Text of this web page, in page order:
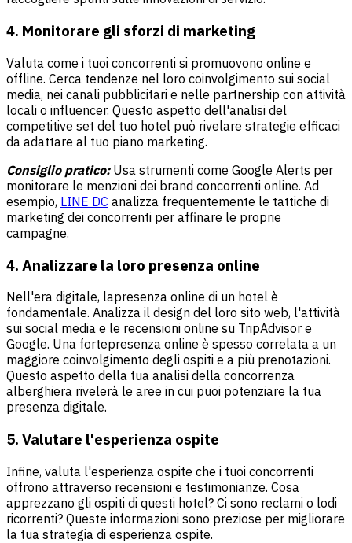
4. Monitorare gli sforzi di marketing
Valuta come i tuoi concorrenti si promuovono online e
offline. Cerca tendenze nel loro coinvolgimento sui social
media, nei canali pubblicitari e nelle partnership con attività
locali o influencer. Questo aspetto dell'analisi del
competitive set del tuo hotel può rivelare strategie efficaci
da adattare al tuo piano marketing.
Consiglio pratico:Usa strumenti come Google Alerts per
monitorare le menzioni dei brand concorrenti online. Ad
esempio, LINE DC analizza frequentemente le tattiche di
marketing dei concorrenti per affinare le proprie
campagne.
4. Analizzare la loro presenza online
Nell'era digitale, lapresenza online di un hotel è
fondamentale. Analizza il design del loro sito web, l'attività
sui social media e le recensioni online su TripAdvisor e
Google. Una fortepresenza online è spesso correlata a un
maggiore coinvolgimento degli ospiti e a più prenotazioni.
Questo aspetto della tua analisi della concorrenza
alberghiera rivelerà le aree in cui puoi potenziare la tua
presenza digitale.
5. Valutare l'esperienza ospite
Infine, valuta l'esperienza ospite che i tuoi concorrenti
offrono attraverso recensioni e testimonianze. Cosa
apprezzano gli ospiti di questi hotel? Ci sono reclami o lodi
ricorrenti? Queste informazioni sono preziose per migliorare
la tua strategia di esperienza ospite.